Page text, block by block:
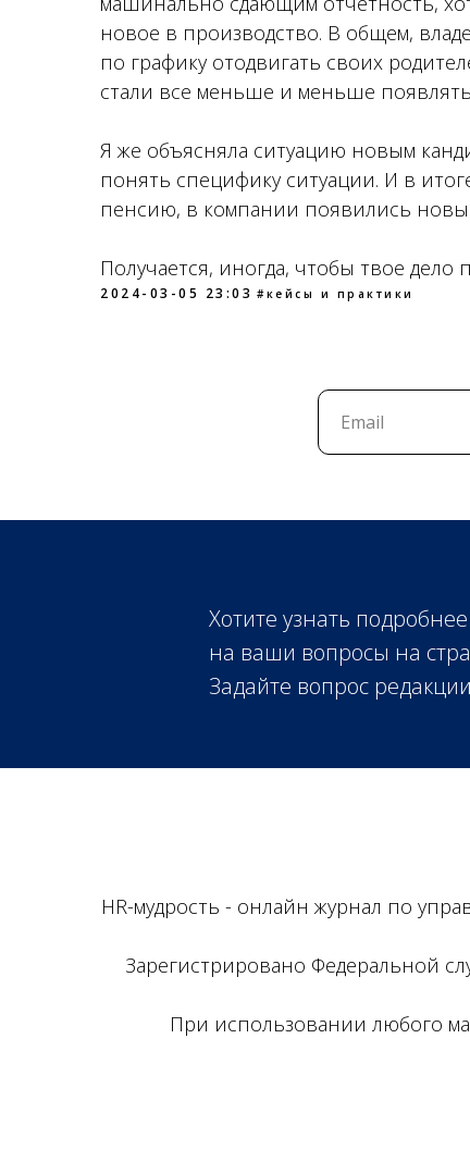
новое в производство. В общем,
по графику отодвигать своих
стали все меньше и меньше
Я же объясняла ситуацию новым
понять специфику ситуации. И в
пенсию, в компании появились
Получается, иногда, чтобы твое дело
2024-03-05 23:03 #кейсы и практики
Хотите узнать
на ваши вопросы на
Задайте вопрос
HR-мудрость - онлайн журнал по
Зарегистрировано Федеральной
При использовании любого